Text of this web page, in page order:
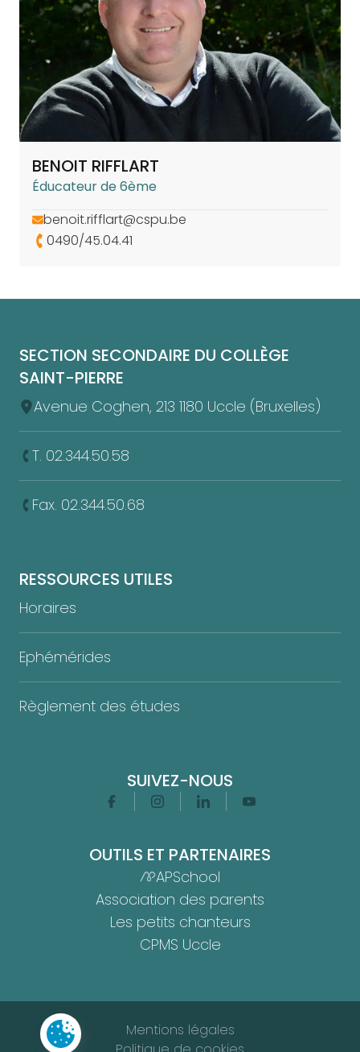
BENOIT RIFFLART
Éducateur de 6ème
benoit.rifflart@cspu.be
0490/45.04.41
SECTION SECONDAIRE DU COLLÈGE
SAINT-PIERRE
Avenue Coghen, 213 1180 Uccle (Bruxelles)
T. 02.344.50.58
Fax. 02.344.50.68
RESSOURCES UTILES
Horaires
Ephémérides
Règlement des études
SUIVEZ-NOUS
FacebookInstagramLinkedinYoutube
OUTILS ET PARTENAIRES
APSchool
Association des parents
Les petits chanteurs
CPMS Uccle
RGPD
Mentions légales